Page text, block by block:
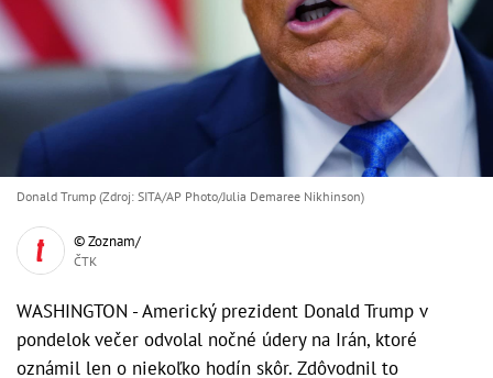
Donald Trump (Zdroj: SITA/AP Photo/Julia Demaree Nikhinson)
© Zoznam/
ČTK
WASHINGTON - Americký prezident Donald Trump v
pondelok večer odvolal nočné údery na Irán, ktoré
oznámil len o niekoľko hodín skôr. Zdôvodnil to